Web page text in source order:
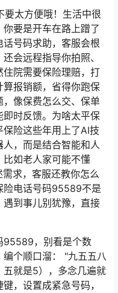
太方便哦！生活中很
要是开车在路上蹭了
号码求助，客服会根
会远程指导你拍照、
院需要保险理赔，打
报销额，省得你跑保
像保费怎么交、保单
时反馈。为啥太平保
险这些年用上了AI技
，而是结合智能和人
如老人家可能不懂
求，客服还教你怎么
险电话号码95589不是
到事儿别犹豫，直接
95589，别看是个数
个顺口溜： "九五五八
就是5），多念几遍就
，设置成紧急号码，